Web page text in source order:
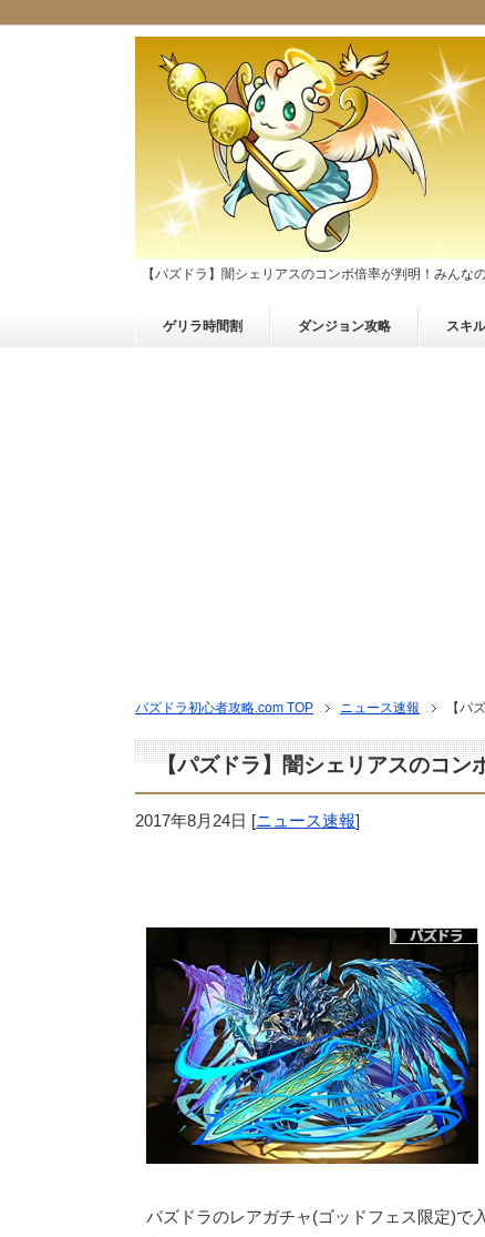
【パズドラ】闇シェリアスのコンボ倍率が判明！みんな
ゲリラ時間割 ダンジョン攻略 スキ
パズドラ初心者攻略.com TOP ニュース速報 【パ
【パズドラ】闇シェリアスのコン
2017年8月24日 [ニュース速報]
パズドラのレアガチャ(ゴッドフェス限定)で